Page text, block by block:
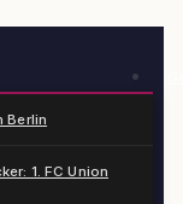
Berlin
1. FC Union